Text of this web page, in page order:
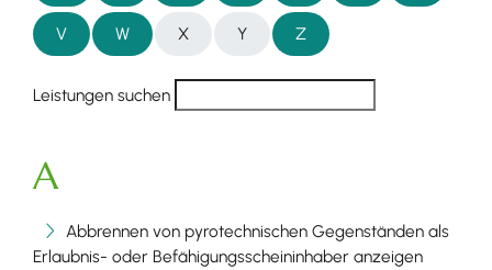
V W X Y Z
Leistungen suchen
A
Abbrennen von pyrotechnischen Gegenständen als
Erlaubnis- oder Befähigungsscheininhaber anzeigen